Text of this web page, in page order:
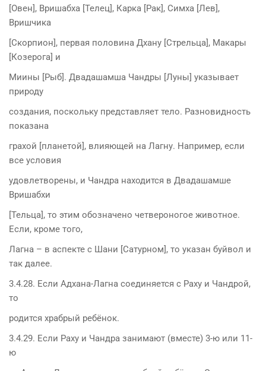
[Овен], Вришабха [Телец], Карка [Рак], Симха [Лев],
Вришчика
[Скорпион], первая половина Дхану [Стрельца], Макары
[Козерога] и
Миины [Рыб]. Двадашамша Чандры [Луны] указывает
природу
создания, поскольку представляет тело. Разновидность
показана
грахой [планетой], влияющей на Лагну. Например, если
все условия
удовлетворены, и Чандра находится в Двадашамше
Вришабхи
[Тельца], то этим обозначено четвероногое животное.
Если, кроме того,
Лагна – в аспекте с Шани [Сатурном], то указан буйвол и
так далее.
3.4.28. Если Адхана-Лагна соединяется с Раху и Чандрой,
то
родится храбрый ребёнок.
3.4.29. Если Раху и Чандра занимают (вместе) 3-ю или 11-
ю